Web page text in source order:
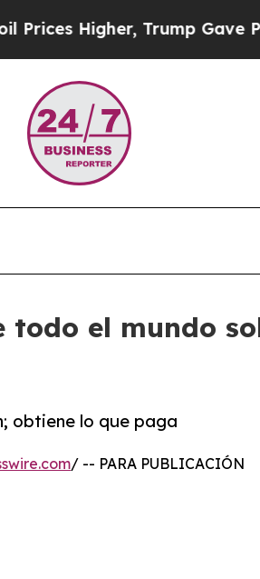
Trump Gave
el mundo
obtiene lo que paga
/ -- PARA PUBLICACIÓN